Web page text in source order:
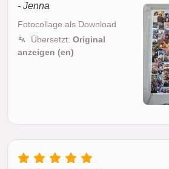
- Jenna
Fotocollage als Download
Übersetzt: Original
anzeigen (en)